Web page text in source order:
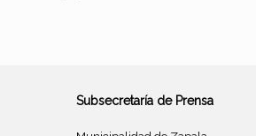
Subsecretaría de Prensa